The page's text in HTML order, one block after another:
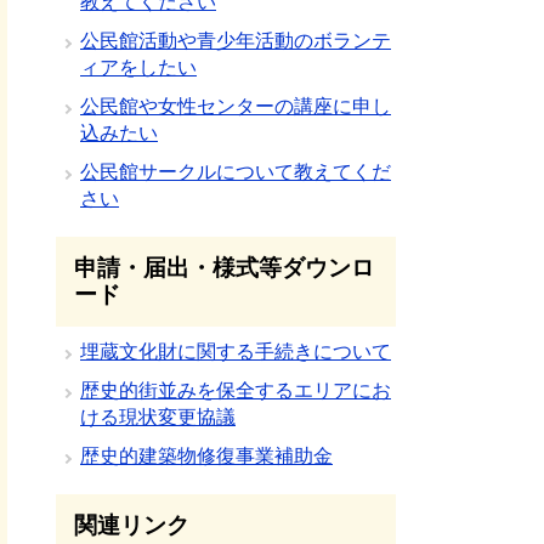
公民館活動や青少年活動のボランテ
ィアをしたい
公民館や女性センターの講座に申し
込みたい
公民館サークルについて教えてくだ
さい
申請・届出・様式等ダウンロ
ード
埋蔵文化財に関する手続きについて
歴史的街並みを保全するエリアにお
ける現状変更協議
歴史的建築物修復事業補助金
関連リンク